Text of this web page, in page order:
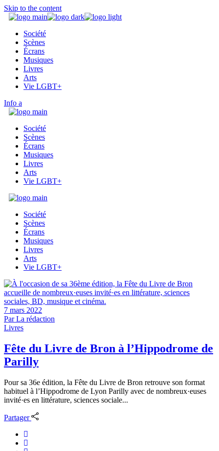
Skip to the content
Société
Scènes
Écrans
Musiques
Livres
Arts
Vie LGBT+
Info
Société
Scènes
Écrans
Musiques
Livres
Arts
Vie LGBT+
Société
Scènes
Écrans
Musiques
Livres
Arts
Vie LGBT+
7 mars 2022
ParLa rédaction
Livres
Fête du Livre de Bron à l’Hippodrome de
Parilly
Pour sa 36e édition, la Fête du Livre de Bron retrouve son format
habituel à l’Hippodrome de Lyon Parilly avec de nombreux·euses
invité·es en littérature, sciences sociale...
Partager